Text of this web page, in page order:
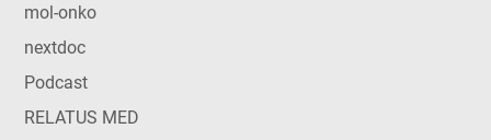
mol-onko
nextdoc
Podcast
RELATUS MED